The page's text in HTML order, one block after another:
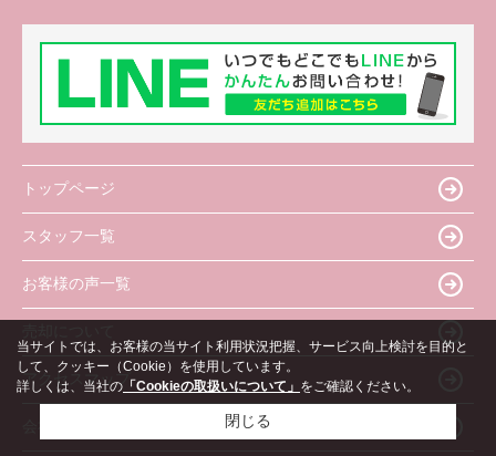
トップページ
スタッフ一覧
お客様の声一覧
アクセスマップ
当サイトでは、お客様の当サイト利用状況把握、サービス向上検討を目的と
して、クッキー（Cookie）を使用しています。
詳しくは、当社の 「Cookieの取扱いについて」 をご確認ください。
閉じる